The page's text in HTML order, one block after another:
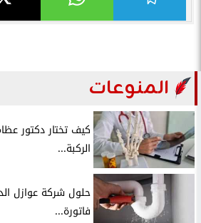
المنوعات
كيف تختار دكتور
الركبة...
حلول شركة عوازل
فاتورة...